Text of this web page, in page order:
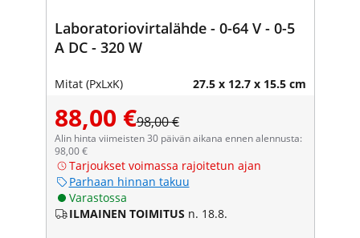
Laboratoriovirtalähde - 0-64 V - 0-5
A DC - 320 W
Mitat (PxLxK) 27.5 x 12.7 x 15.5 cm
88,00 €98,00 €
Alin hinta viimeisten 30 päivän aikana ennen alennusta:
98,00 €
Tarjoukset voimassa rajoitetun ajan
Parhaan hinnan takuu
Varastossa
ILMAINEN TOIMITUS n. 18.8.